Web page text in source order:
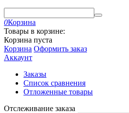
0Корзина
Товары в корзине:
Корзина пуста
Корзина Оформить заказ
Аккаунт
Заказы
Список сравнения
Отложенные товары
Отслеживание заказа